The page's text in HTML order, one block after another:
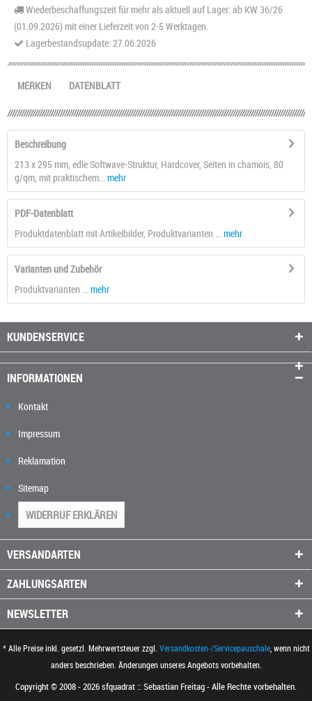
Wiederbeschaffungszeit für mehr als aktuell auf Lager: ab KW 36/26
(01.09.2026) mit einer Lieferzeit von 2-5 Werktagen.
Lagerbestandsupdate: 27.06.2026
DATENBLATT
MERKEN
Beschreibung
213 x 295 mm, edle Softwave-Struktur, Hardcover, Seiten in chamois, 80
g/qm, mit praktischem...
mehr
PDF-Datenblatt
Produktdatenblatt mit Artikelbilder, Produktvarianten ... mehr
Varianten und Zubehör
Produktvarianten ... mehr
KUNDENSERVICE
INFORMATIONEN
Kontakt
Impressum
Reklamation
Sitemap
WIDERRUF ERKLÄREN
VERSANDARTEN
ZAHLUNGSARTEN
NEWSLETTER
* Alle Preise inkl. gesetzl. Mehrwertsteuer zzgl. Versandkosten-/Servicepauschale, wenn nicht
anders beschrieben. Änderungen unseres Angebots vorbehalten.
Copyright © 2008 - 2026 sfquadrat :: Sebastian Freitag - Alle Rechte vorbehalten.